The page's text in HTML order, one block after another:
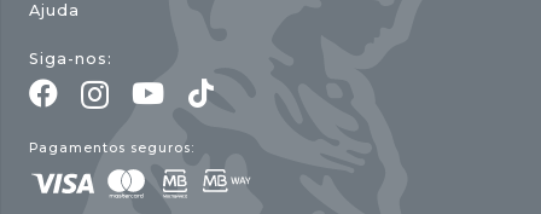
Ajuda
Siga-nos:
Pagamentos seguros: